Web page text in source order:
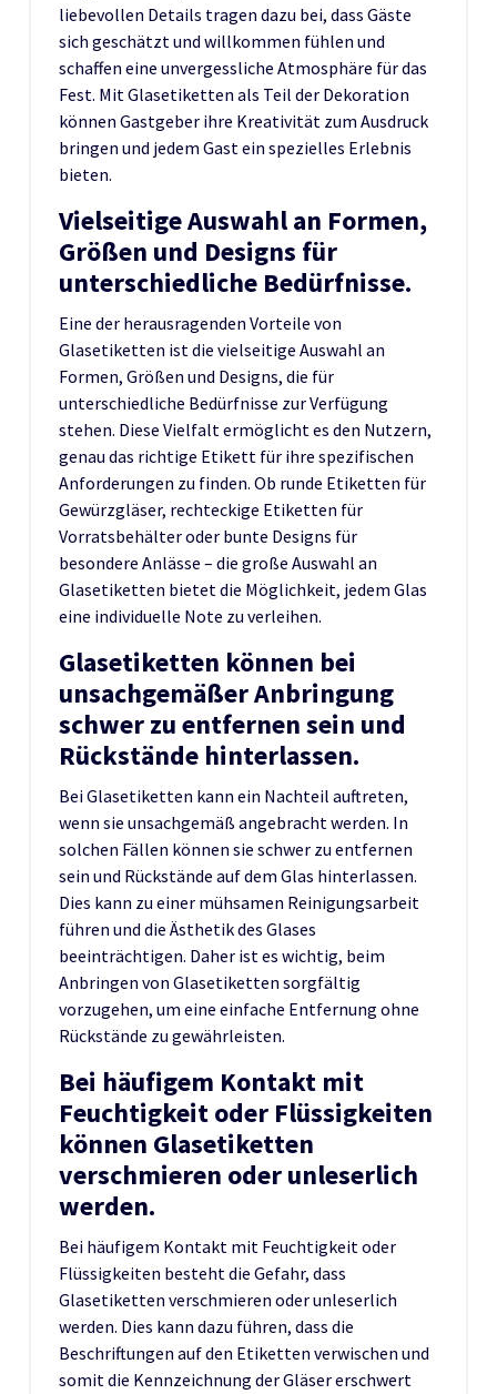
liebevollen Details tragen dazu bei, dass Gäste
sich geschätzt und willkommen fühlen und
schaffen eine unvergessliche Atmosphäre für das
Fest. Mit Glasetiketten als Teil der Dekoration
können Gastgeber ihre Kreativität zum Ausdruck
bringen und jedem Gast ein spezielles Erlebnis
bieten.
Vielseitige Auswahl an Formen,
Größen und Designs für
unterschiedliche Bedürfnisse.
Eine der herausragenden Vorteile von
Glasetiketten ist die vielseitige Auswahl an
Formen, Größen und Designs, die für
unterschiedliche Bedürfnisse zur Verfügung
stehen. Diese Vielfalt ermöglicht es den Nutzern,
genau das richtige Etikett für ihre spezifischen
Anforderungen zu finden. Ob runde Etiketten für
Gewürzgläser, rechteckige Etiketten für
Vorratsbehälter oder bunte Designs für
besondere Anlässe – die große Auswahl an
Glasetiketten bietet die Möglichkeit, jedem Glas
eine individuelle Note zu verleihen.
Glasetiketten können bei
unsachgemäßer Anbringung
schwer zu entfernen sein und
Rückstände hinterlassen.
Bei Glasetiketten kann ein Nachteil auftreten,
wenn sie unsachgemäß angebracht werden. In
solchen Fällen können sie schwer zu entfernen
sein und Rückstände auf dem Glas hinterlassen.
Dies kann zu einer mühsamen Reinigungsarbeit
führen und die Ästhetik des Glases
beeinträchtigen. Daher ist es wichtig, beim
Anbringen von Glasetiketten sorgfältig
vorzugehen, um eine einfache Entfernung ohne
Rückstände zu gewährleisten.
Bei häufigem Kontakt mit
Feuchtigkeit oder Flüssigkeiten
können Glasetiketten
verschmieren oder unleserlich
werden.
Bei häufigem Kontakt mit Feuchtigkeit oder
Flüssigkeiten besteht die Gefahr, dass
Glasetiketten verschmieren oder unleserlich
werden. Dies kann dazu führen, dass die
Beschriftungen auf den Etiketten verwischen und
somit die Kennzeichnung der Gläser erschwert